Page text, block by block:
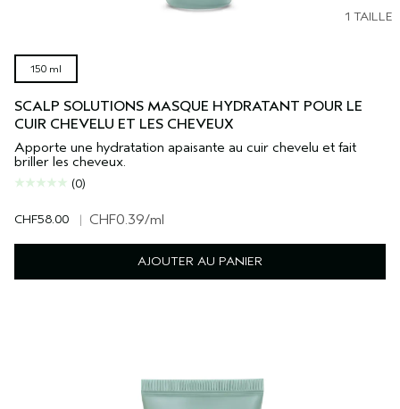
1 TAILLE
150 ml
SCALP SOLUTIONS MASQUE HYDRATANT POUR LE
CUIR CHEVELU ET LES CHEVEUX
Apporte une hydratation apaisante au cuir chevelu et fait
briller les cheveux.
(0)
CHF58.00 | CHF0.39/ml
AJOUTER AU PANIER